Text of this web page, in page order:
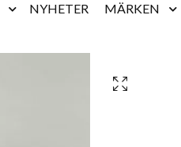
NYHETER MÄRKEN